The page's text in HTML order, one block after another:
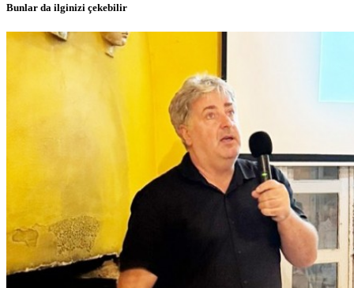
Bunlar da ilginizi çekebilir